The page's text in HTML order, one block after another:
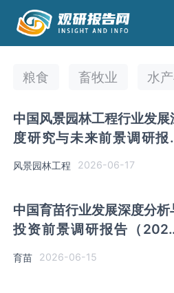
粮食 畜牧业 水
中国风景园林工程行业发展
度研究与未来前景调研报
风景园林工程 2026-06-17
中国育苗行业发展深度分析
投资前景调研报告（
育苗 2026-06-15